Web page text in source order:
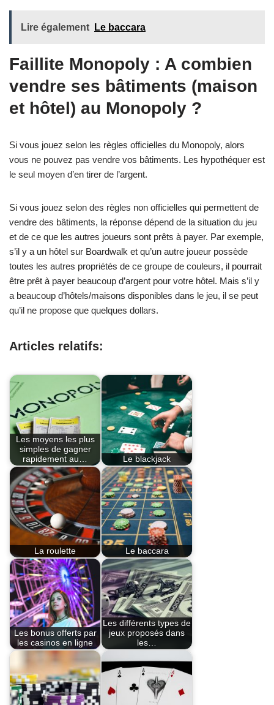
Lire également Le baccara
Faillite Monopoly : A combien
vendre ses bâtiments (maison
et hôtel) au Monopoly ?
Si vous jouez selon les règles officielles du Monopoly, alors
vous ne pouvez pas vendre vos bâtiments. Les hypothéquer est
le seul moyen d’en tirer de l’argent.
Si vous jouez selon des règles non officielles qui permettent de
vendre des bâtiments, la réponse dépend de la situation du jeu
et de ce que les autres joueurs sont prêts à payer. Par exemple,
s’il y a un hôtel sur Boardwalk et qu’un autre joueur possède
toutes les autres propriétés de ce groupe de couleurs, il pourrait
être prêt à payer beaucoup d’argent pour votre hôtel. Mais s’il y
a beaucoup d’hôtels/maisons disponibles dans le jeu, il se peut
qu’il ne propose que quelques dollars.
Articles relatifs:
Les moyens les plus
simples de gagner
rapidement au…
Le blackjack
La roulette Le baccara
Les bonus offerts par
les casinos en ligne
Les différents types de
jeux proposés dans
les…